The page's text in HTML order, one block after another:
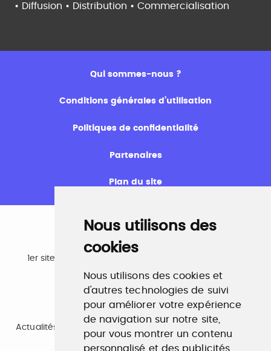
Nous utilisons des
cookies
Nous utilisons des cookies et
d'autres technologies de suivi
pour améliorer votre expérience
de navigation sur notre site,
pour vous montrer un contenu
personnalisé et des publicités
• Diffusion • Distribution • Commercialisation
Qui sommes-nous ?
Conditions générales d’utilisation
Politiques de confidentialité
Partenaires
Plan du site
Emploi
1er site emploi du secteur culturel 784.000 visites et
www.profilculture.com
Formation
Actualités, guide et annuaire des formations aux métiers
de la culture.
www.profilculture-formation.com